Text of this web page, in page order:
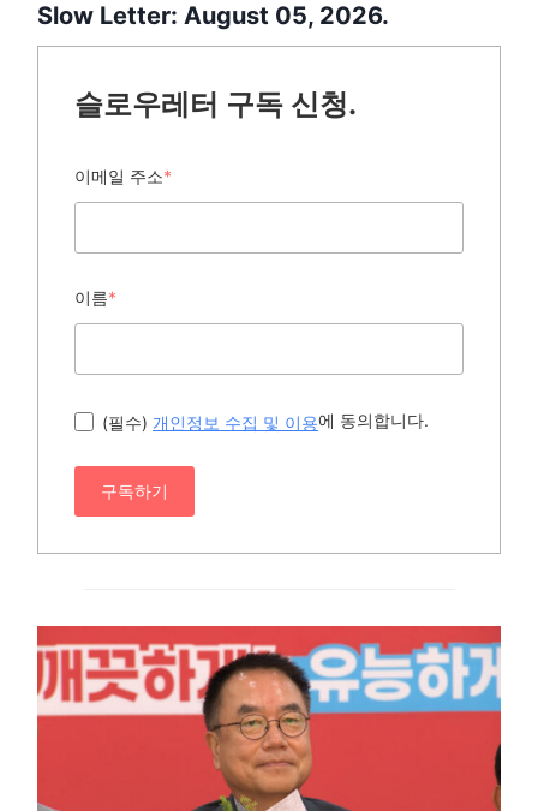
Slow Letter: August 05, 2026.
슬로우레터 구독 신청.
이메일 주소*
이름*
(필수) 개인정보 수집 및 이용에 동의합니다.
구독하기